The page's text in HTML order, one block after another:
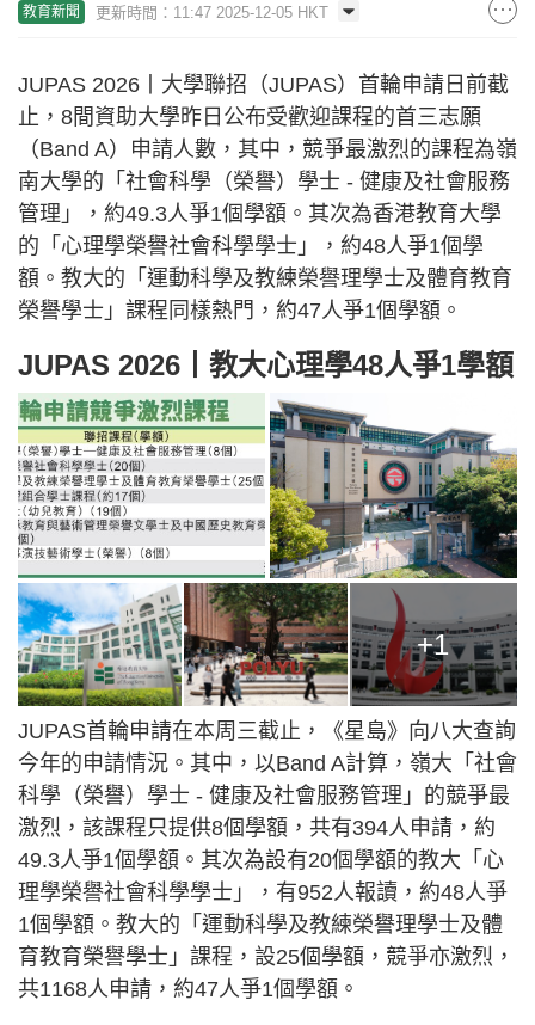
教育新聞 更新時間：11:47 2025-12-05 HKT
JUPAS 2026丨大學聯招（JUPAS）首輪申請日前截
止，8間資助大學昨日公布受歡迎課程的首三志願
（Band A）申請人數，其中，競爭最激烈的課程為嶺
南大學的「社會科學（榮譽）學士 - 健康及社會服務
管理」，約49.3人爭1個學額。其次為香港教育大學
的「心理學榮譽社會科學學士」，約48人爭1個學
額。教大的「運動科學及教練榮譽理學士及體育教育
榮譽學士」課程同樣熱門，約47人爭1個學額。
JUPAS 2026丨教大心理學48人爭1學額
+1
JUPAS首輪申請在本周三截止，《星島》向八大查詢
今年的申請情況。其中，以Band A計算，嶺大「社會
科學（榮譽）學士 - 健康及社會服務管理」的競爭最
激烈，該課程只提供8個學額，共有394人申請，約
49.3人爭1個學額。其次為設有20個學額的教大「心
理學榮譽社會科學學士」，有952人報讀，約48人爭
1個學額。教大的「運動科學及教練榮譽理學士及體
育教育榮譽學士」課程，設25個學額，競爭亦激烈，
共1168人申請，約47人爭1個學額。